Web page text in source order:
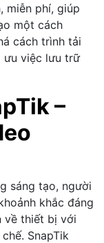
miễn phí, giúp
một cách
cách trình tải
ưu việc lưu trữ
–
sáng tạo, người
khắc đáng
về thiết bị với
SnapTik